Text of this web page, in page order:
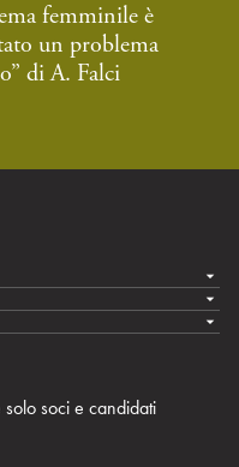
femminile è
un problema
di A. Falci
soci e candidati